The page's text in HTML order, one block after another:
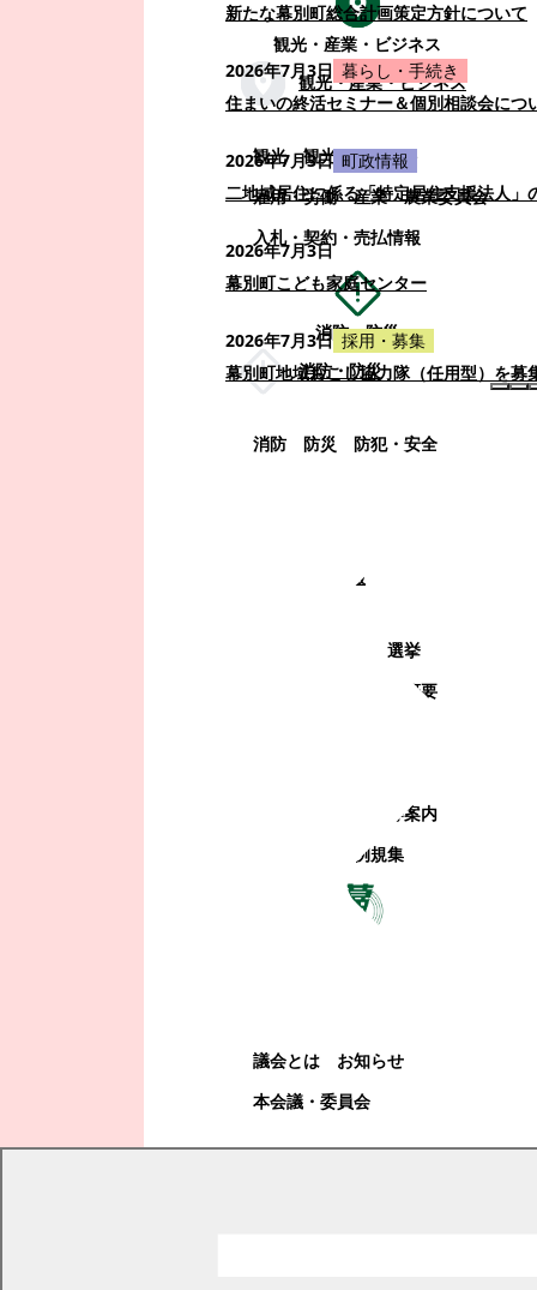
観光・産業・ビジネス
観光・産業・ビジネス
観光
観光・イベント
雇用・労働
産業
農業委員会
入札・契約・売払情報
消防・防災
消防・防災
消防 防災 防犯・安全
町政情報
選挙
町の概要
観光地・公共施設等案内
電子掲示場・例規集
議会とは
お知らせ
本会議・委員会
新たな幕別町総合計画策定方針について
2026年7月3日 暮らし・手続き
住まいの終活セミナー＆個別相談会につ
2026年7月3日 町政情報
二地域居住に係る「特定居住支援法人」
2026年7月3日
幕別町こども家庭センター
2026年7月3日 採用・募集
幕別町地域おこし協力隊（任用型）を募